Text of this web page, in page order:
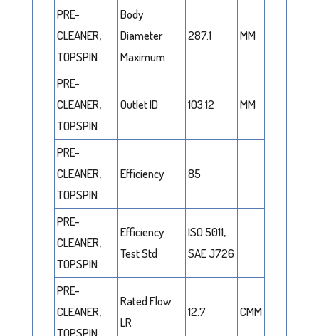
PRE-
CLEANER,
TOPSPIN
Body
Diameter
Maximum
287.1 MM
PRE-
CLEANER,
TOPSPIN
Outlet ID 103.12 MM
PRE-
CLEANER,
TOPSPIN
Efficiency 85
PRE-
CLEANER,
TOPSPIN
Efficiency
Test Std
ISO 5011,
SAE J726
PRE-
CLEANER,
Rated Flow
LR
12.7 CMM